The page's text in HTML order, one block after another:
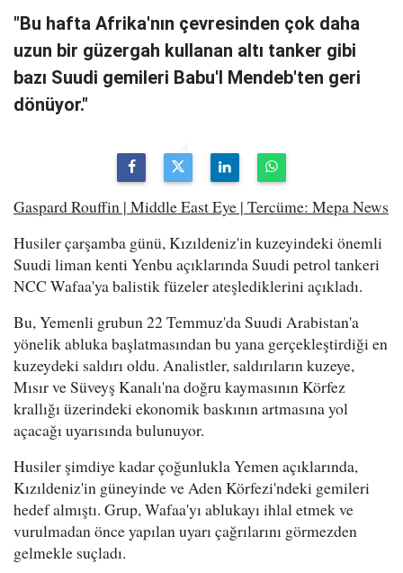
"Bu hafta Afrika'nın çevresinden çok daha
uzun bir güzergah kullanan altı tanker gibi
bazı Suudi gemileri Babu'l Mendeb'ten geri
dönüyor."
Gaspard Rouffin | Middle East Eye | Tercüme: Mepa News
Husiler çarşamba günü, Kızıldeniz'in kuzeyindeki önemli
Suudi liman kenti Yenbu açıklarında Suudi petrol tankeri
NCC Wafaa'ya balistik füzeler ateşlediklerini açıkladı.
Bu, Yemenli grubun 22 Temmuz'da Suudi Arabistan'a
yönelik abluka başlatmasından bu yana gerçekleştirdiği en
kuzeydeki saldırı oldu. Analistler, saldırıların kuzeye,
Mısır ve Süveyş Kanalı'na doğru kaymasının Körfez
krallığı üzerindeki ekonomik baskının artmasına yol
açacağı uyarısında bulunuyor.
Husiler şimdiye kadar çoğunlukla Yemen açıklarında,
Kızıldeniz'in güneyinde ve Aden Körfezi'ndeki gemileri
hedef almıştı. Grup, Wafaa'yı ablukayı ihlal etmek ve
vurulmadan önce yapılan uyarı çağrılarını görmezden
gelmekle suçladı.